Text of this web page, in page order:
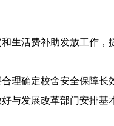
生活费补助发放工作
理确定校舍安全保障
与发展改革部门安排